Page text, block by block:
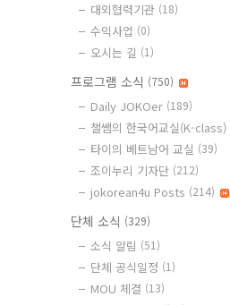
대외협력기관 (18)
수익사업 (0)
오시는 길 (1)
프로그램 소식 (750)
Daily JOKOer (189)
챌쌤의 한국어교실(K-class)
타이의 베트남어 교실 (39)
조이누리 기자단 (212)
jokorean4u Posts (214)
단체 소식 (329)
소식 알림 (51)
단체 공식일정 (1)
MOU 체결 (13)